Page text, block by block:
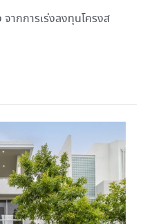
ากการเร่งลงทุนโครงส